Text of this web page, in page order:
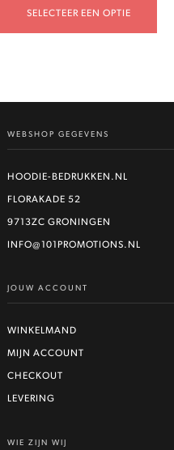
SELECTEER EEN OPTIE
WEBSHOP GEGEVENS
HOODIE-BEDRUKKEN.NL
FLORAKADE 52
9713ZC GRONINGEN
INFO@101PROMOTIONS.NL
JOUW ACCOUNT
WINKELMAND
MIJN ACCOUNT
CHECKOUT
LEVERING
WIE ZIJN WIJ